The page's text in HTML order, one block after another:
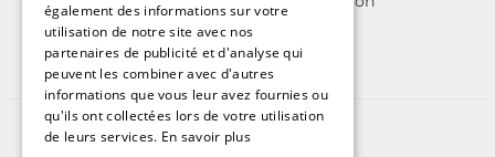
©2025 | Tous droits réservés
également des informations sur votre
utilisation de notre site avec nos
partenaires de publicité et d'analyse qui
peuvent les combiner avec d'autres
informations que vous leur avez fournies ou
qu'ils ont collectées lors de votre utilisation
de leurs services. En savoir plus